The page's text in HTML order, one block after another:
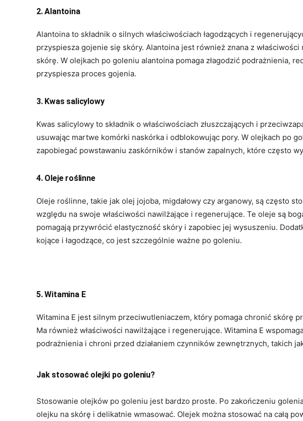
2. Alantoina
Alantoina to składnik o silnych właściwościach łagodzących i
przyspiesza gojenie się skóry. Alantoina jest również znana z właściwości
skórę. W olejkach po goleniu alantoina pomaga złagodzić podrażnienia,
przyspiesza proces gojenia.
3. Kwas salicylowy
Kwas salicylowy to składnik o właściwościach złuszczających i
usuwając martwe komórki naskórka i odblokowując pory. W olejkach po
zapobiegać powstawaniu zaskórników i stanów zapalnych, które często
4. Oleje roślinne
Oleje roślinne, takie jak olej jojoba, migdałowy czy arganowy, są często
względu na swoje właściwości nawilżające i regenerujące. Te oleje są
pomagają przywrócić elastyczność skóry i zapobiec jej wysuszeniu.
kojące i łagodzące, co jest szczególnie ważne po goleniu.
5. Witamina E
Witamina E jest silnym przeciwutleniaczem, który pomaga chronić skórę
Ma również właściwości nawilżające i regenerujące. Witamina E
podrażnienia i chroni przed działaniem czynników zewnętrznych, takich
Jak stosować olejki po goleniu?
Stosowanie olejków po goleniu jest bardzo proste. Po zakończeniu
olejku na skórę i delikatnie wmasować. Olejek można stosować na całą